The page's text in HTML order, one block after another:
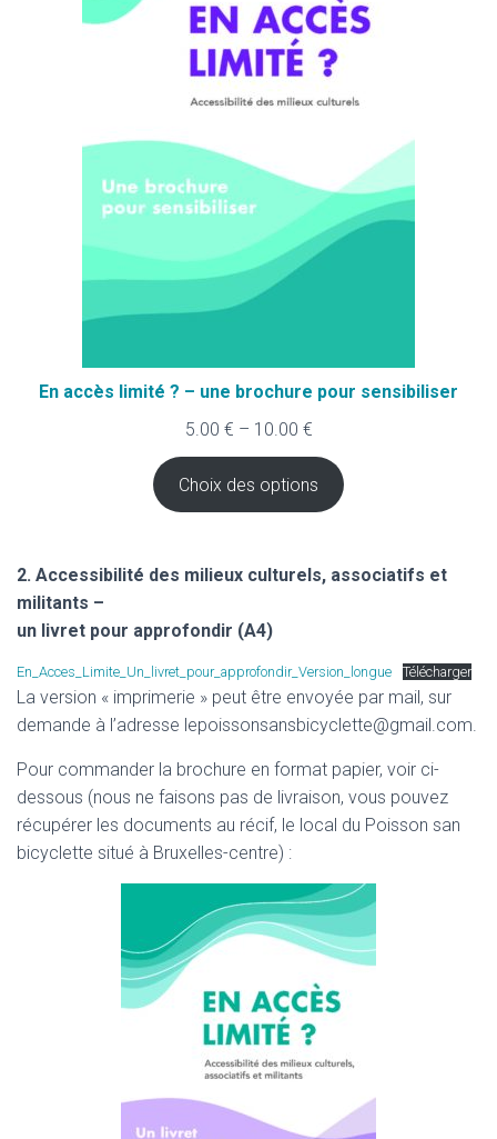
En accès limité ? – une brochure pour sensibiliser
5.00 € – 10.00 €
Choix des options
2. Accessibilité des milieux culturels, associatifs et
militants –
un livret pour approfondir (A4)
En_Acces_Limite_Un_livret_pour_approfondir_Version_longue Télécharger
La version « imprimerie » peut être envoyée par mail, sur
demande à l’adresse lepoissonsansbicyclette@gmail.com.
Pour commander la brochure en format papier, voir ci-
dessous (nous ne faisons pas de livraison, vous pouvez
récupérer les documents au récif, le local du Poisson san
bicyclette situé à Bruxelles-centre) :